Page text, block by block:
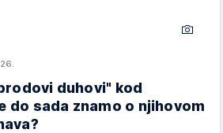
duhovi" kod
do sada znamo o njihovom